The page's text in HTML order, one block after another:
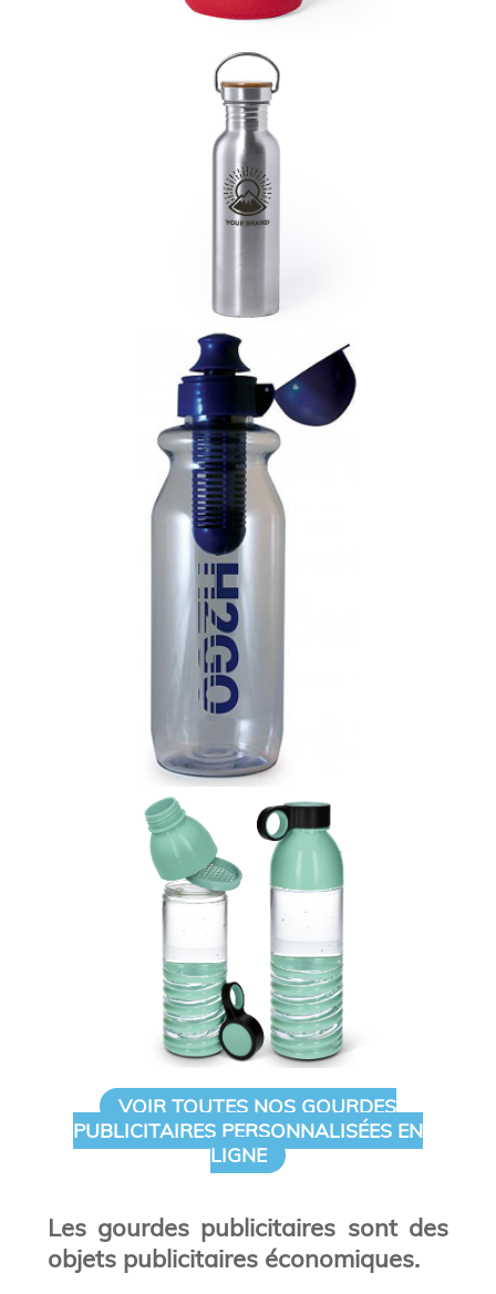
VOIR TOUTES NOS GOURDES
PUBLICITAIRES PERSONNALISÉES EN
LIGNE
Les gourdes publicitaires sont des
objets publicitaires économiques.